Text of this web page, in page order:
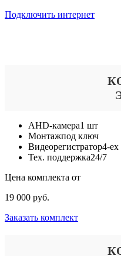
Подключить интернет
AHD-камера1 шт
Монтажпод ключ
Видеорегистратор4-ех
Тех. поддержка24/7
Цена комплекта от
19 000 руб.
Заказать комплект